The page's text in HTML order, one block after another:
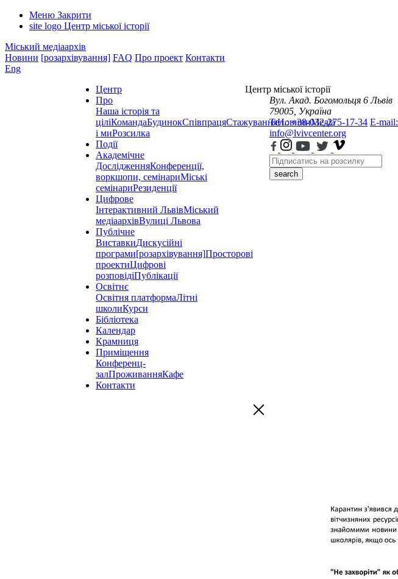
Меню Закрити
site logo Центр міської історії
Міський медіаархів
Новини [розархівування] FAQ Про проект Контакти
Eng
Центр
Про
Наша історія та
ціліКомандаБудинокСпівпрацяСтажуванняНовиниМедіа
і миРозсилка
Події
Академічне
ДослідженняКонференції,
воркшопи, семінариМіські
семінариРезиденції
Цифрове
Інтерактивний ЛьвівМіський
медіаархівВулиці Львова
Публічне
ВиставкиДискусійні
програми[розархівування]Просторові
проектиЦифрові
розповідіПублікації
Освітнє
Освітня платформаЛітні
школиКурси
Бібліотека
Календар
Крамниця
Приміщення
Конференц-
залПроживанняКафе
Контакти
Центр міської історії
Вул. Акад. Богомольця 6 Львів
79005, Україна
Тел.: +38-032-275-17-34 E-mail:
info@lvivcenter.org
search